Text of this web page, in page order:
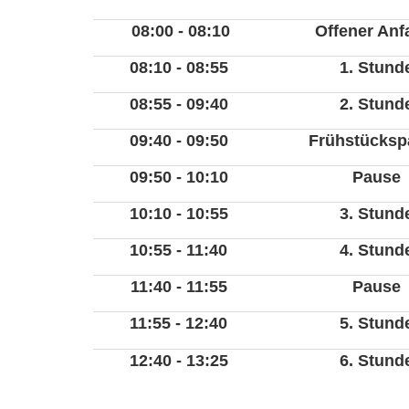
Unsere KGS
in Sankt Augustin-
Offener Ganztag
Katholische
in Sankt Augustin-
08:00 - 08:10
Offener
08:10 - 08:55
1.
08:55 - 09:40
2.
09:40 - 09:50
09:50 - 10:10
Pause
10:10 - 10:55
3.
10:55 - 11:40
4.
11:40 - 11:55
Pause
11:55 - 12:40
5.
12:40 - 13:25 6.